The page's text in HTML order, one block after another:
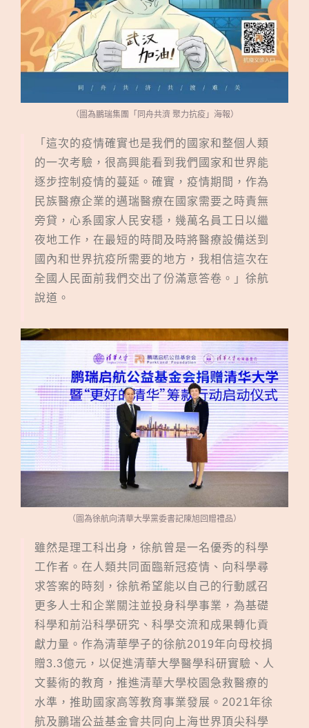
（圖為鵬瑞集團「同舟共濟 聚力抗疫」海報）
「這次的疫情確實也是我們的國家和整個人類
的一次考驗，很高興能看到我們國家和世界能
逐步控制疫情的蔓延。確實，疫情期間，作為
民族醫療企業的邁瑞醫療在國家需要之時責無
旁貸，心系國家人民安穩，幾萬名員工日以繼
夜地工作，在最短的時間及時將醫療設備送到
國內和世界抗疫所需要的地方，我相信這次在
全國人民面前我們交出了份滿意答卷。」徐航
說道。
（圖為徐航向清華大學黨委書記陳旭回贈禮品）
雖然是理工科出身，徐航曾是一名優秀的科學
工作者。在人類共同面臨新冠疫情、向科學尋
求答案的時刻，徐航希望能以自己的行動感召
更多人士和企業關注並投身科學事業，為基礎
科學和前沿科學研究、科學交流和成果轉化貢
獻力量。作為清華學子的徐航2019年向母校捐
贈3.3億元，以促進清華大學醫學科研實驗、人
文藝術的教育，推進清華大學校園急救醫療的
水準，推助國家高等教育事業發展。2021年徐
航及鵬瑞公益基金會共同向上海世界頂尖科學